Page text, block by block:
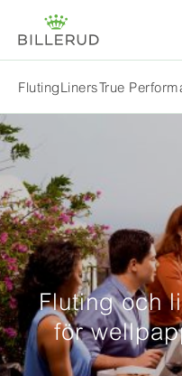
FlutingLinersTrue
Fluting och
för